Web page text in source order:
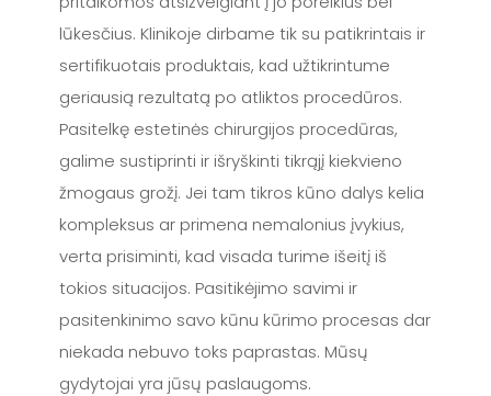
lūkesčius. Klinikoje dirbame tik su patikrintais ir
sertifikuotais produktais, kad užtikrintume
geriausią rezultatą po atliktos procedūros.
Pasitelkę estetinės chirurgijos procedūras,
galime sustiprinti ir išryškinti tikrąjį kiekvieno
žmogaus grožį. Jei tam tikros kūno dalys kelia
kompleksus ar primena nemalonius įvykius,
verta prisiminti, kad visada turime išeitį iš
tokios situacijos. Pasitikėjimo savimi ir
pasitenkinimo savo kūnu kūrimo procesas dar
niekada nebuvo toks paprastas. Mūsų
gydytojai yra jūsų paslaugoms.